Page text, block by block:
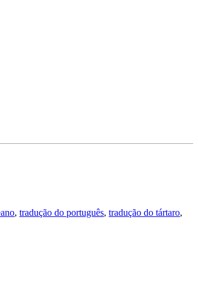
, tradução do português, tradução do tártaro,